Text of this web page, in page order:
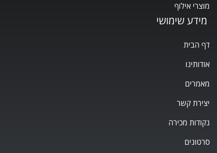
מידע שימושי
דף הבית
אודותינו
מאמרים
יצירת קשר
נקודות מכירה
סרטונים
מוצרי אילוף